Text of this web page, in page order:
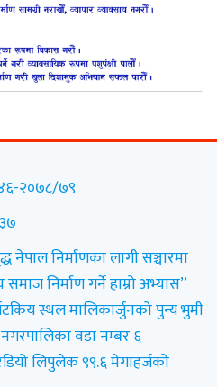
२०७८/७९
निर्माणका लागी सञ्चारमा
निर्माण गर्ने हाम्रो अभ्यास”
स्थल मालिकार्जुनको पुन्य भुमी
वडा नम्बर ६
लिपुलेक ९९.६ मेगाहर्जको